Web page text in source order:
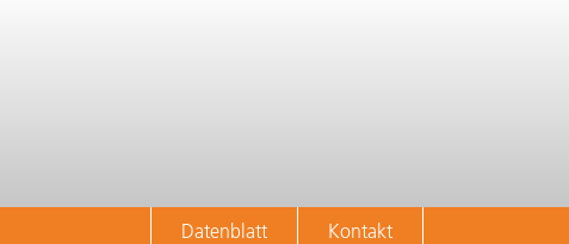
Datenblatt Kontakt